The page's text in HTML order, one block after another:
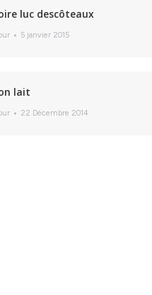
luc descôteaux
5 janvier 2015
lait
22 Décembre 2014